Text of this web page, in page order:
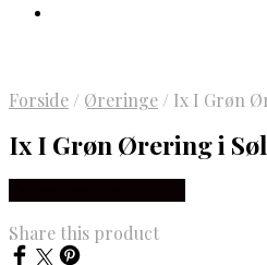
Forside / Øreringe / Ix I Grøn
Ix I Grøn Ørering i
Share this product